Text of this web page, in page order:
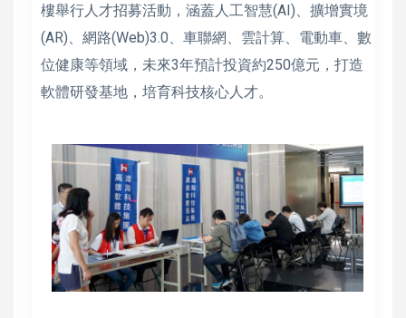
樓舉行人才招募活動，涵蓋人工智慧(AI)、擴增實境
(AR)、網路(Web)3.0、車聯網、雲計算、電動車、數
位健康等領域，未來3年預計投資約250億元，打造
軟體研發基地，培育科技核心人才。